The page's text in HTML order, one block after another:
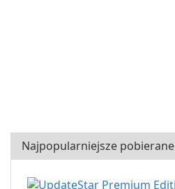
Najpopularniejsze pobierane